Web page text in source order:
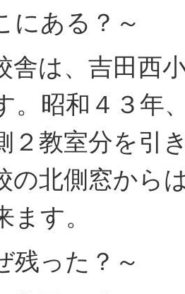
にある？～
は、吉田西
。昭和４３年
２教室分を引
の北側窓から
す。
った？～